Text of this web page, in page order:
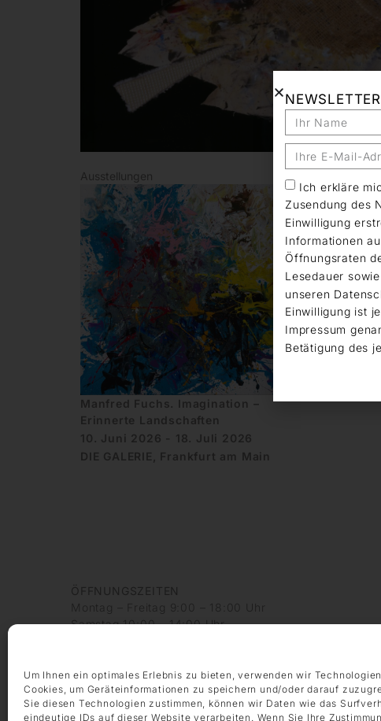
Um Ihnen ein optimales Erlebnis zu bieten, verwenden wir
Cookies, um Geräteinformationen zu speichern und/oder darauf
Sie diesen Technologien zustimmen, können wir Daten wie das
eindeutige IDs auf dieser Website verarbeiten. Wenn Sie Ihre
Ausstellungen
Manfred Fuchs. Imagination –
Erinnerte Landschaften
10. Juni 2026 - 18. Juli 2026
DIE GALERIE, Frankfurt am Main
ÖFFNUNGSZEITEN
Montag – Freitag 9:00 – 18:00 Uhr
Samstag 10:00 – 14:00 Uhr
+49 69 97 14 71 0
+49 69 97 14 71 20
info @ die-galerie.com
Ich erkläre
Zusendung des
Einwilligung
Informationen
Öffnungsraten
Lesedauer
unseren
Einwilligung ist
Impressum
Betätigung des